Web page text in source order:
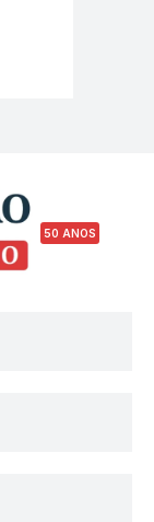
50 ANOS